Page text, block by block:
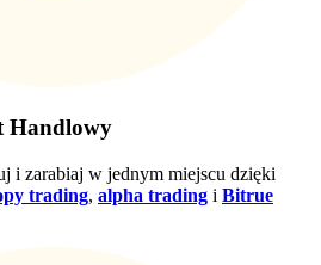
Handlowy
i zarabiaj w jednym miejscu dzięki
trading, alpha trading i Bitrue